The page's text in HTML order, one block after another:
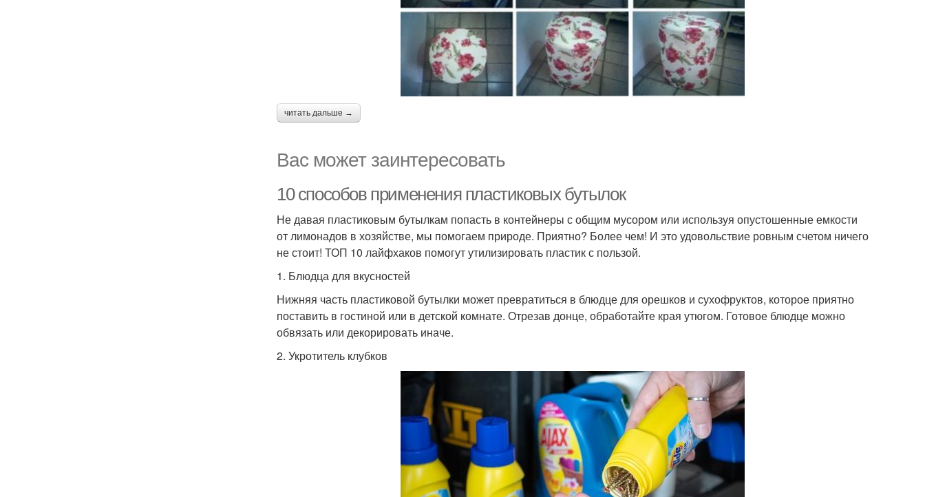
читать дальше →
Вас может заинтересовать
10 способов применения пластиковых бутылок
Не давая пластиковым бутылкам попасть в контейнеры с общим мусором или используя опустошенные емкости
от лимонадов в хозяйстве, мы помогаем природе. Приятно? Более чем! И это удовольствие ровным счетом ничего
не стоит! ТОП 10 лайфхаков помогут утилизировать пластик с пользой.
1. Блюдца для вкусностей
Нижняя часть пластиковой бутылки может превратиться в блюдце для орешков и сухофруктов, которое приятно
поставить в гостиной или в детской комнате. Отрезав донце, обработайте края утюгом. Готовое блюдце можно
обвязать или декорировать иначе.
2. Укротитель клубков